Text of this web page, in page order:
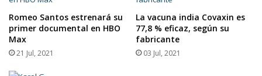
Romeo Santos estrenará su
primer documental en HBO
Max
21 Jul, 2021
La vacuna india Covaxin es
77,8 % eficaz, según su
fabricante
03 Jul, 2021